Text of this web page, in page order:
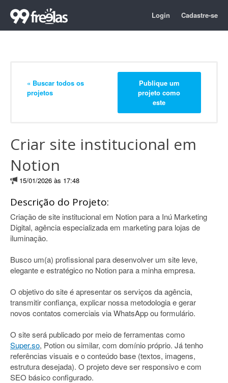
Login Cadastre-se
« Buscar todos os
projetos
Publique um
projeto como
este
Criar site institucional em
Notion
15/01/2026 às 17:48
Descrição do Projeto:
Criação de site institucional em Notion para a Inú Marketing
Digital, agência especializada em marketing para lojas de
iluminação.
Busco um(a) profissional para desenvolver um site leve,
elegante e estratégico no Notion para a minha empresa.
O objetivo do site é apresentar os serviços da agência,
transmitir confiança, explicar nossa metodologia e gerar
novos contatos comerciais via WhatsApp ou formulário.
O site será publicado por meio de ferramentas como
Super.so, Potion ou similar, com domínio próprio. Já tenho
referências visuais e o conteúdo base (textos, imagens,
estrutura desejada). O projeto deve ser responsivo e com
SEO básico configurado.